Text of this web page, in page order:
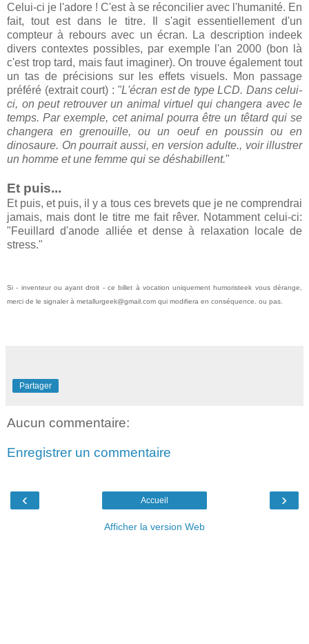
Celui-ci je l'adore ! C'est à se réconcilier avec l'humanité. En
fait, tout est dans le titre. Il s'agit essentiellement d'un
compteur à rebours avec un écran. La description indeek
divers contextes possibles, par exemple l'an 2000 (bon là
c'est trop tard, mais faut imaginer). On trouve également tout
un tas de précisions sur les effets visuels. Mon passage
préféré (extrait court) : "L'écran est de type LCD. Dans celui-
ci, on peut retrouver un animal virtuel qui changera avec le
temps. Par exemple, cet animal pourra être un têtard qui se
changera en grenouille, ou un oeuf en poussin ou en
dinosaure. On pourrait aussi, en version adulte., voir illustrer
un homme et une femme qui se déshabillent."
Et puis...
Et puis, et puis, il y a tous ces brevets que je ne comprendrai
jamais, mais dont le titre me fait rêver. Notamment celui-ci:
"Feuillard d'anode alliée et dense à relaxation locale de
stress."
Si - inventeur ou ayant droit - ce billet à vocation uniquement humoristeek vous dérange,
merci de le signaler à metallurgeek@gmail.com qui modifiera en conséquence. ou pas.
Partager
Aucun commentaire:
Enregistrer un commentaire
‹ ›
Accueil
Afficher la version Web